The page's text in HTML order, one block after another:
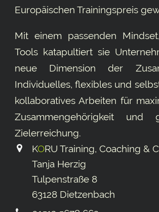
Europäischen Trainingspreis
Mit einem passenden
Tools katapultiert sie
neue Dimension der
Individuelles, flexibles und
kollaboratives Arbeiten für
Zusammengehörigkeit und
Ziel­erreichung.
KORU Training, Coaching &
Tanja Herzig
Tulpenstraße 8
63128 Dietzenbach